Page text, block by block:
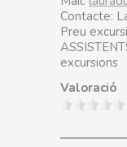
Contacte:
Preu
excursions
Valoració